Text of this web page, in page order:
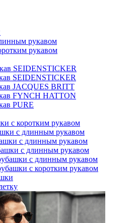
рукавом
рукавом
SEIDENSTICKER
SEIDENSTICKER
JAСQUES BRITT
FYNCH HATTON
PURE
с коротким рукавом
с длинным рукавом
с длинным рукавом
с длинным рукавом
с длинным рукавом
с коротким рукавом